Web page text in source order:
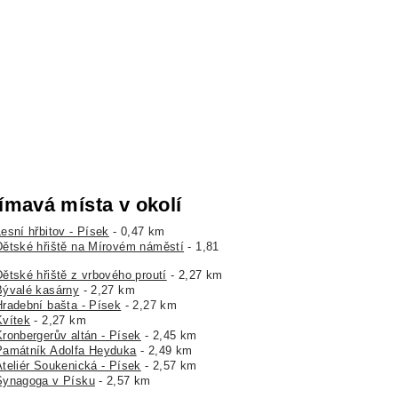
místa v okolí
hřbitov - Písek - 0,47 km
hřiště na Mírovém náměstí - 1,81
hřiště z vrbového proutí - 2,27 km
kasárny - 2,27 km
bašta - Písek - 2,27 km
- 2,27 km
altán - Písek - 2,45 km
Adolfa Heyduka- 2,49 km
Soukenická - Písek - 2,57 km
v Písku- 2,57 km